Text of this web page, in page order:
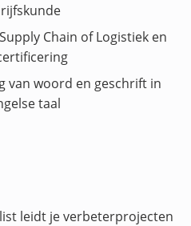
Chain of Logistiek en
van woord en geschrift in
taal
leidt je verbeterprojecten